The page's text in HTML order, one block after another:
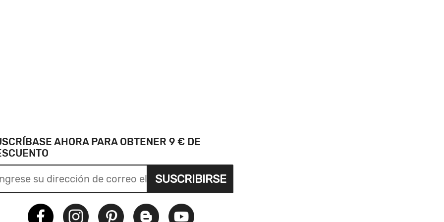
AHORA PARA OBTENER 9 € DE
SUSCRIBIRSE